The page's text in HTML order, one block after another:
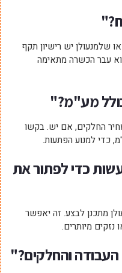
שלמנעולן יש רישיון תקף
עבר הכשרה מתאימה
מע"מ?"
החלקים, אם יש. בקשו
כדי למנוע הפתעות.
כדי לפתור את
מתכנן לבצע. זה יאפשר
מיותרים.
והחלקים?"